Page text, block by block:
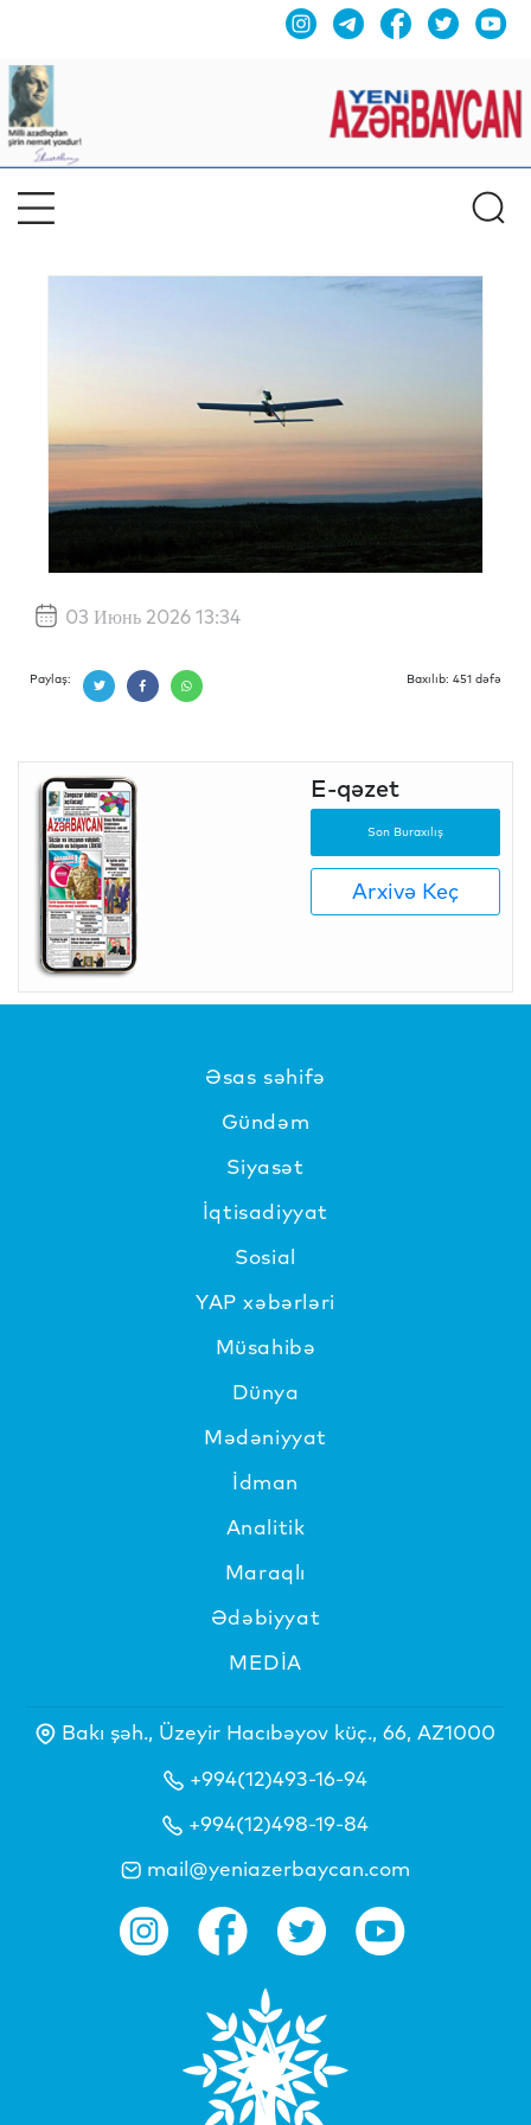
03 Июнь 2026 13:34
Paylaş: Baxılıb: 451 dəfə
E-qəzet
Son Buraxılış
Arxivə Keç
Əsas səhifə
Gündəm
Siyasət
İqtisadiyyat
Sosial
YAP xəbərləri
Müsahibə
Dünya
Mədəniyyat
İdman
Analitik
Maraqlı
Ədəbiyyat
MEDİA
Bakı şəh., Üzeyir Hacıbəyov küç., 66, AZ1000
+994(12)493-16-94
+994(12)498-19-84
mail@yeniazerbaycan.com